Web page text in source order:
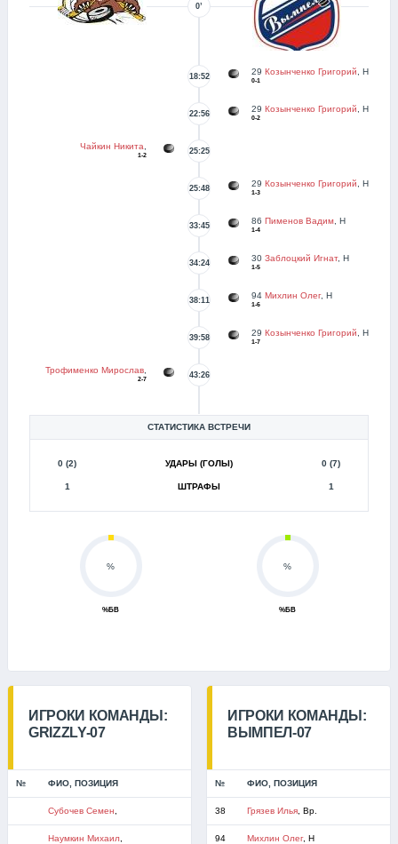
0’
29 Козынченко Григорий , Н
0-1
18:52
29 Козынченко Григорий , Н
0-2
22:56
Чайкин Никита
1-2 25:25
29 Козынченко Григорий , Н
1-3
25:48
86 Пименов Вадим , Н
1-4
33:45
30 Заблоцкий Игнат, Н
1-5
34:24
94 Михлин Олег, Н
1-6
38:11
29 Козынченко Григорий , Н
1-7
39:58
Трофименко Мирослав
2-7 43:26
СТАТИСТИКА ВСТРЕЧИ
0 (2) УДАРЫ (ГОЛЫ) 0 (7)
1 ШТРАФЫ 1
%
%БВ
%
%БВ
ИГРОКИ КОМАНДЫ:
GRIZZLY-07
№ ФИО, ПОЗИЦИЯ
Субочев Семен
Наумкин Михаил,
ИГРОКИ КОМАНДЫ:
ВЫМПЕЛ-07
№ ФИО, ПОЗИЦИЯ
38 Грязев Илья, Вр.
94 Михлин Олег, Н